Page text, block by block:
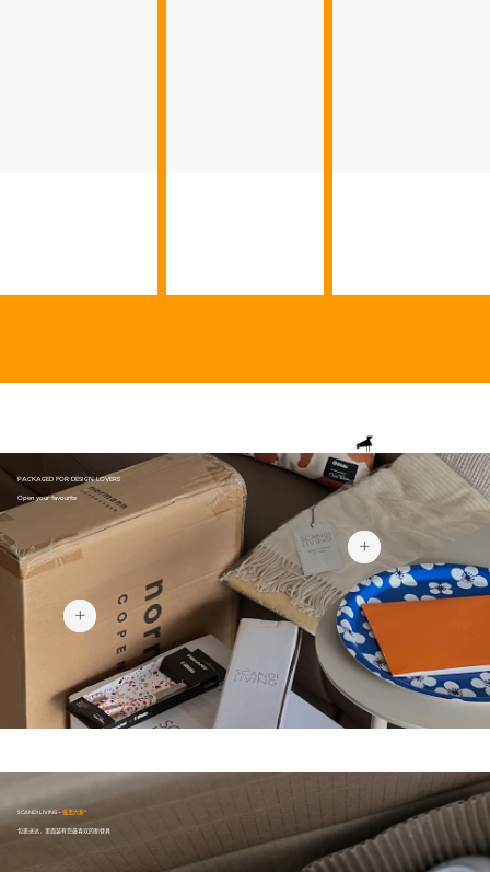
PACKAGED FOR DESIGN LOVERS
Open your favourite ¥765
SCANDI LIVING -低至六折*
包裹送达，里面装有您最喜欢的新餐具